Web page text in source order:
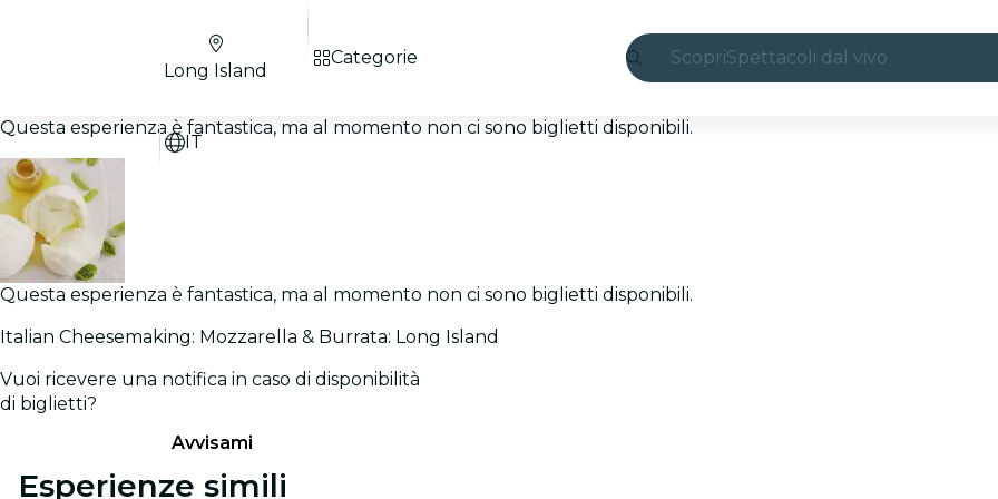
ScopriSpettacoli dal vivo
Long Island
IT
Categorie
Questa esperienza è fantastica, ma al momento non ci sono biglietti disponibili.
Questa esperienza è fantastica, ma al momento non ci sono biglietti disponibili.
Italian Cheesemaking: Mozzarella & Burrata: Long Island
Vuoi ricevere una notifica in caso di disponibilità
di biglietti?
Avvisami
Esperienze simili